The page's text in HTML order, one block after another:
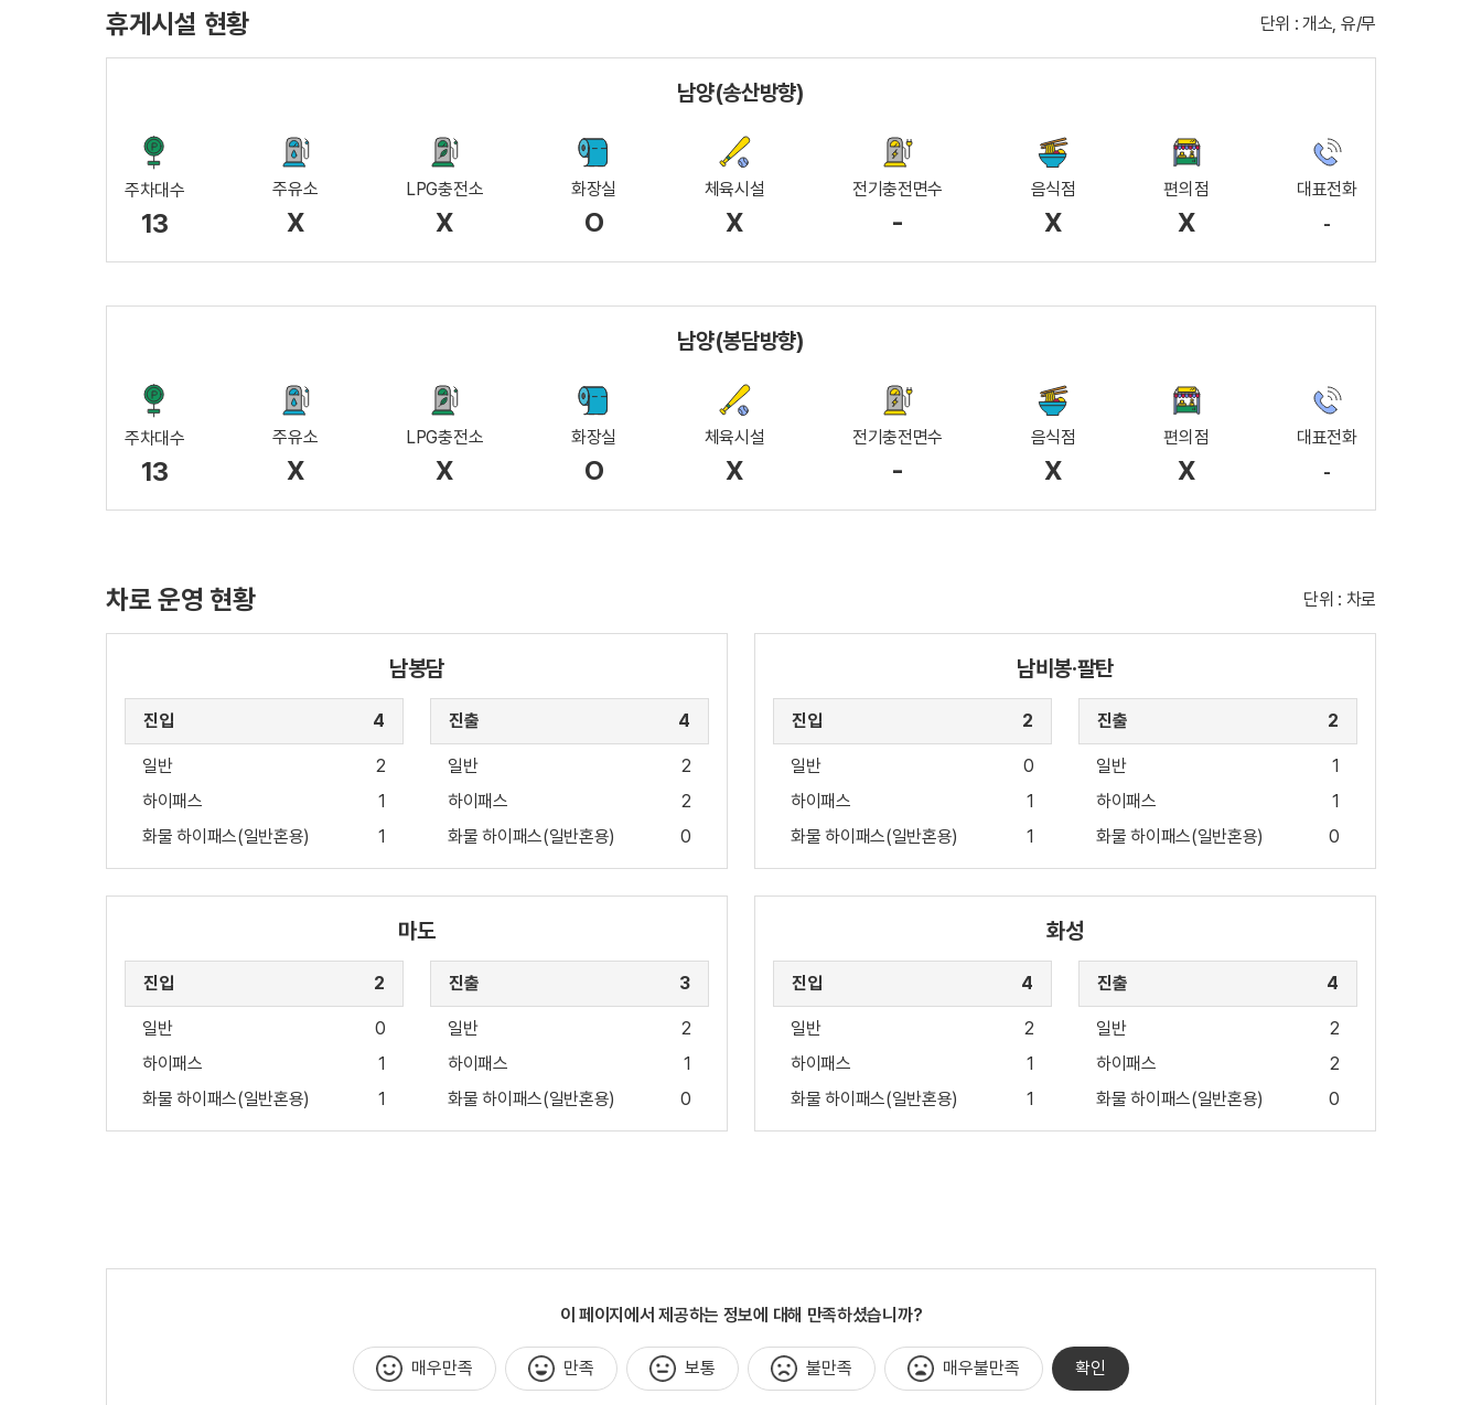
휴게시설 현황 단위 : 개소, 유/무
남양(송산방향)
주차대수
13
주유소
X
LPG충전소
X
화장실
O
체육시설
X
전기충전면수
-
음식점
X
편의점
X
대표전화
-
남양(봉담방향)
주차대수
13
주유소
X
LPG충전소
X
화장실
O
체육시설
X
전기충전면수
-
음식점
X
편의점
X
대표전화
-
차로 운영 현황 단위 : 차로
남봉담
진입 4
일반
2
하이패스
1
화물 하이패스(일반혼용)
1
진출 4
일반
2
하이패스
2
화물 하이패스(일반혼용)
0
남비봉·팔탄
진입 2
일반
0
하이패스
1
화물 하이패스(일반혼용)
1
진출 2
일반
1
하이패스
1
화물 하이패스(일반혼용)
0
마도
진입 2
일반
0
하이패스
1
화물 하이패스(일반혼용)
1
진출 3
일반
2
하이패스
1
화물 하이패스(일반혼용)
0
화성
진입 4
일반
2
하이패스
1
화물 하이패스(일반혼용)
1
진출 4
일반
2
하이패스
2
화물 하이패스(일반혼용)
0
이 페이지에서 제공하는 정보에 대해 만족하셨습니까?
매우만족 만족 보통 불만족 매우불만족 확인